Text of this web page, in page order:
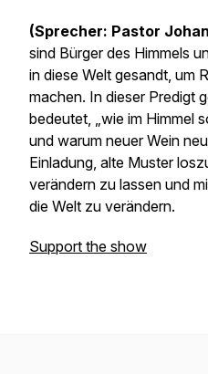
(Sprecher: Pastor
sind Bürger des Himmels
in diese Welt gesandt, um
machen. In dieser Predigt
bedeutet, „wie im Himmel
und warum neuer Wein
Einladung, alte Muster
verändern zu lassen und
die Welt zu verändern.
Support the show